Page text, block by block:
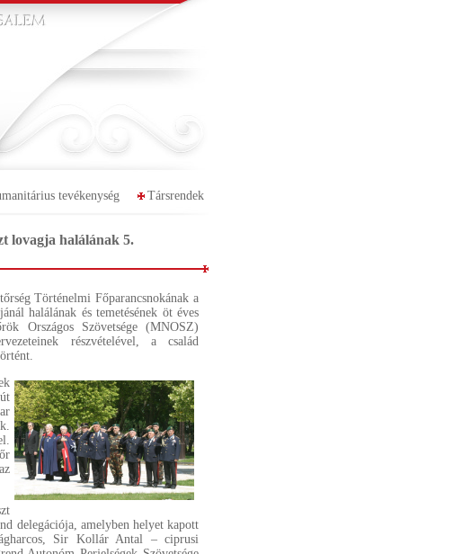
tevékenység Társrendek
lovagja halálának 5.
Történelmi Főparancsnokának a
halálának és temetésének öt éves
Országos Szövetsége (MNOSZ)
részvételével, a család
delegációja, amelyben helyet kapott
Sir Kollár Antal – ciprusi